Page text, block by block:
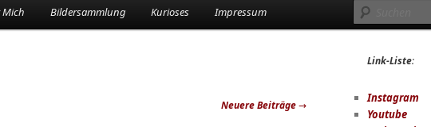
Bildersammlung Kurioses Impressum
Neuere Beiträge→
Link-Liste:
Instagram
Youtube